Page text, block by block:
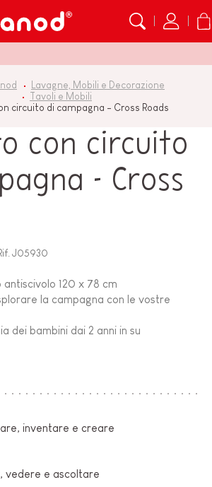
Lavagne, Mobili e Decorazione
Tavoli e Mobili
circuito di campagna - Cross Roads
con circuito
- Cross
J05930
120 x 78 cm
la campagna con le vostre
dei bambini dai 2 anni in su
inventare e creare
vedere e ascoltare